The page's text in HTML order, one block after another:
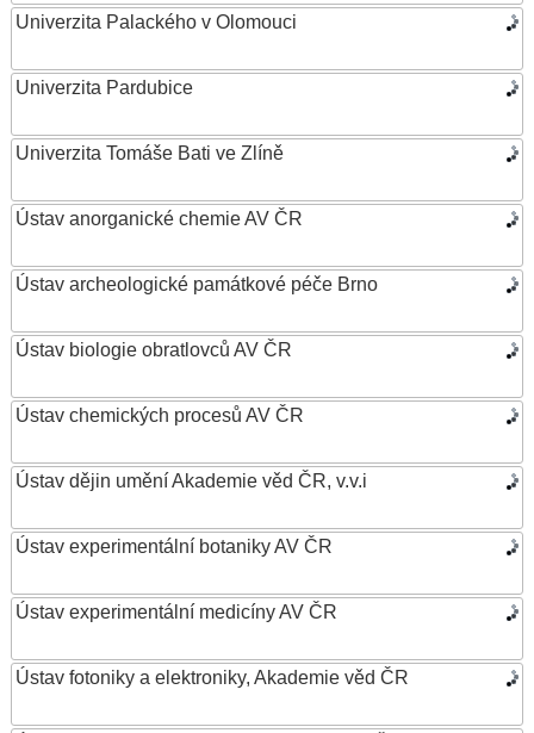
Univerzita Palackého v Olomouci
Univerzita Pardubice
Univerzita Tomáše Bati ve Zlíně
Ústav anorganické chemie AV ČR
Ústav archeologické památkové péče Brno
Ústav biologie obratlovců AV ČR
Ústav chemických procesů AV ČR
Ústav dějin umění Akademie věd ČR, v.v.i
Ústav experimentální botaniky AV ČR
Ústav experimentální medicíny AV ČR
Ústav fotoniky a elektroniky, Akademie věd ČR